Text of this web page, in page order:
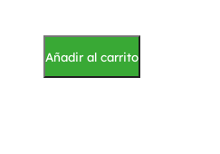
Añadir al carrito